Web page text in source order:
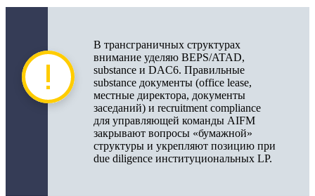
В трансграничных структурах
внимание уделяю BEPS/ATAD,
substance и DAC6. Правильные
substance документы (office lease,
местные директора, документы
заседаний) и recruitment compliance
для управляющей команды AIFM
закрывают вопросы «бумажной»
структуры и укрепляют позицию при
due diligence институциональных LP.